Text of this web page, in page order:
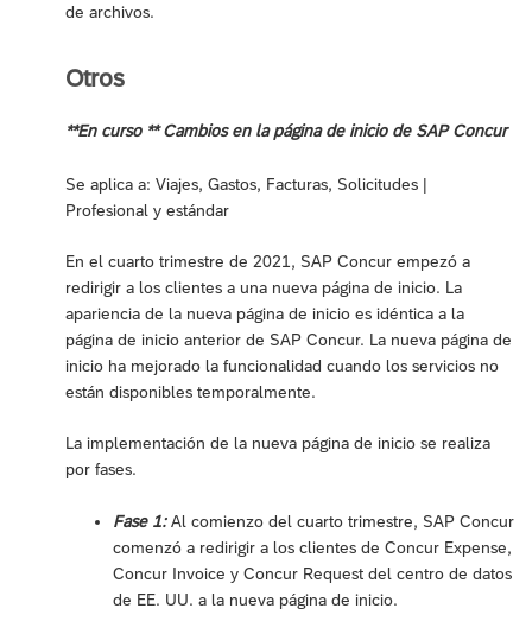
de archivos.
Otros
**En curso ** Cambios en la página de inicio de SAP Concur
Se aplica a: Viajes, Gastos, Facturas, Solicitudes |
Profesional y estándar
En el cuarto trimestre de 2021, SAP Concur empezó a
redirigir a los clientes a una nueva página de inicio. La
apariencia de la nueva página de inicio es idéntica a la
página de inicio anterior de SAP Concur. La nueva página de
inicio ha mejorado la funcionalidad cuando los servicios no
están disponibles temporalmente.
La implementación de la nueva página de inicio se realiza
por fases.
Fase 1:Al comienzo del cuarto trimestre, SAP Concur
comenzó a redirigir a los clientes de Concur Expense,
Concur Invoice y Concur Request del centro de datos
de EE. UU. a la nueva página de inicio.